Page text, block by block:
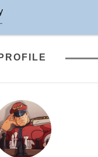
PROFILE